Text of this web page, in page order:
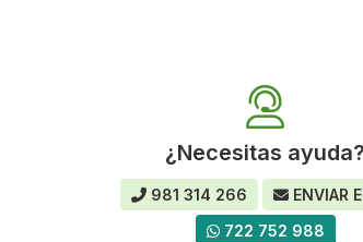
¿Necesitas ayuda?
981 314 266
ENVIAR
722 752 988